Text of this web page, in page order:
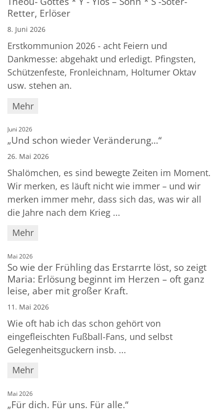
Retter, Erlöser
8. Juni 2026
Erstkommunion 2026 - acht Feiern und
Dankmesse: abgehakt und erledigt. Pfingsten,
Schützenfeste, Fronleichnam, Holtumer Oktav
usw. stehen an.
Mehr
Juni 2026:
„Und schon wieder Veränderung…“
26. Mai 2026
Shalömchen, es sind bewegte Zeiten im Moment.
Wir merken, es läuft nicht wie immer – und wir
merken immer mehr, dass sich das, was wir all
die Jahre nach dem Krieg ...
Mehr
Mai 2026:
So wie der Frühling das Erstarrte löst, so zeigt
Maria: Erlösung beginnt im Herzen – oft ganz
leise, aber mit großer Kraft.
11. Mai 2026
Wie oft hab ich das schon gehört von
eingefleischten Fußball-Fans, und selbst
Gelegenheitsguckern insb. ...
Mehr
Mai 2026:
„Für dich. Für uns. Für alle.“